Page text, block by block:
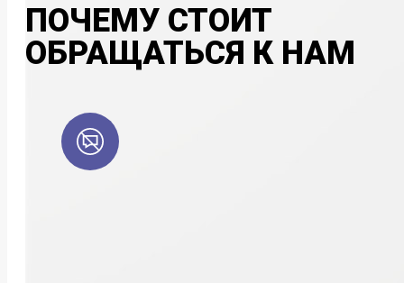
ПОЧЕМУ СТОИТ
ОБРАЩАТЬСЯ К НАМ